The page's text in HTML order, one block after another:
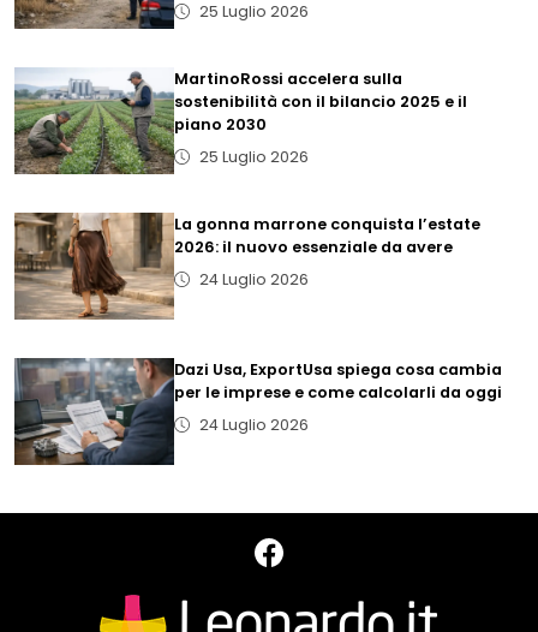
25 Luglio 2026
MartinoRossi accelera sulla
sostenibilità con il bilancio 2025 e il
piano 2030
25 Luglio 2026
La gonna marrone conquista l’estate
2026: il nuovo essenziale da avere
24 Luglio 2026
Dazi Usa, ExportUsa spiega cosa cambia
per le imprese e come calcolarli da oggi
24 Luglio 2026